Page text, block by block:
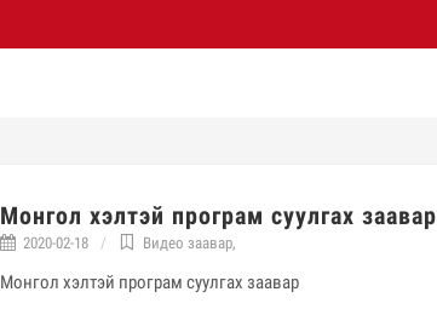
Монгол хэлтэй програм суулгах заавар
2020-02-18 Видео заавар,
Монгол хэлтэй програм суулгах заавар